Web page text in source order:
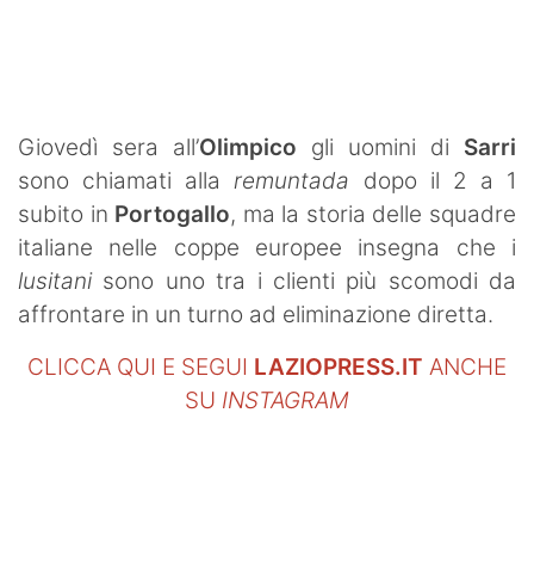
Giovedì sera all’Olimpico gli uomini di Sarri
sono chiamati alla remuntada dopo il 2 a 1
subito in Portogallo, ma la storia delle squadre
italiane nelle coppe europee insegna che i
lusitanisono uno tra i clienti più scomodi da
affrontare in un turno ad eliminazione diretta.
CLICCA QUI E SEGUI LAZIOPRESS.IT ANCHE
SU INSTAGRAM